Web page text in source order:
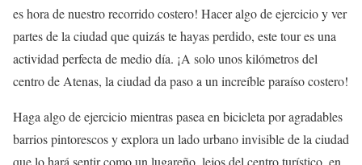
es hora de nuestro recorrido costero! Hacer algo de ejercicio y ver
partes de la ciudad que quizás te hayas perdido, este tour es una
actividad perfecta de medio día. ¡A solo unos kilómetros del
centro de Atenas, la ciudad da paso a un increíble paraíso costero!
Haga algo de ejercicio mientras pasea en bicicleta por agradables
barrios pintorescos y explora un lado urbano invisible de la ciudad
que lo hará sentir como un lugareño, lejos del centro turístico, en